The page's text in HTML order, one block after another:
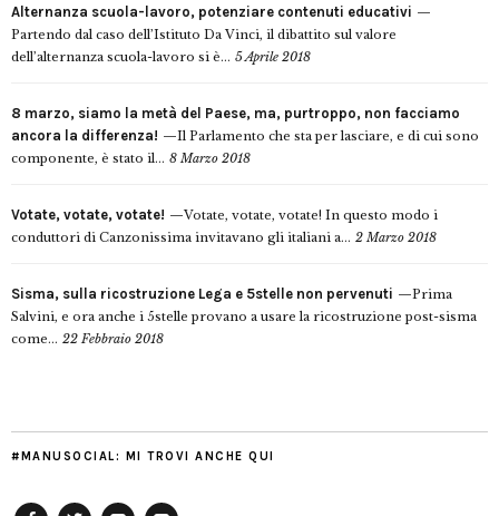
Alternanza scuola-lavoro, potenziare contenuti educativi
Partendo dal caso dell’Istituto Da Vinci, il dibattito sul valore
dell’alternanza scuola-lavoro si è... 5 Aprile 2018
8 marzo, siamo la metà del Paese, ma, purtroppo, non facciamo
ancora la differenza!
Il Parlamento che sta per lasciare, e di cui sono
componente, è stato il... 8 Marzo 2018
Votate, votate, votate!
Votate, votate, votate! In questo modo i
conduttori di Canzonissima invitavano gli italiani a... 2 Marzo 2018
Sisma, sulla ricostruzione Lega e 5stelle non pervenuti
Prima
Salvini, e ora anche i 5stelle provano a usare la ricostruzione post-sisma
come... 22 Febbraio 2018
#MANUSOCIAL: MI TROVI ANCHE QUI